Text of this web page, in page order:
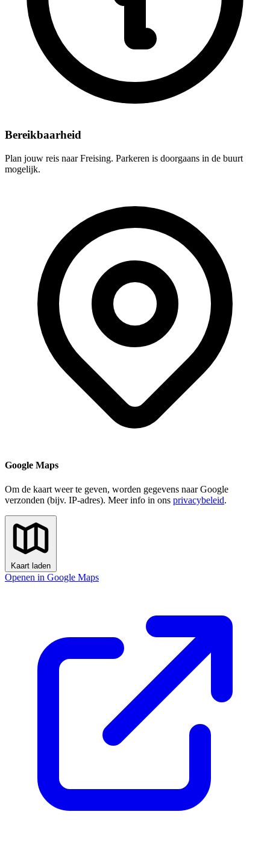
Bereikbaarheid
Plan jouw reis naar Freising. Parkeren is doorgaans in de buurt
mogelijk.
Google Maps
Om de kaart weer te geven, worden gegevens naar Google
verzonden (bijv. IP-adres). Meer info in ons privacybeleid.
Kaart laden
Openen in Google Maps